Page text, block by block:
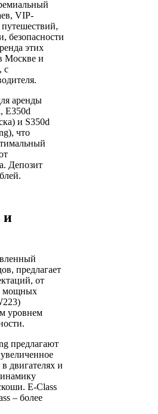
VIP-
безопасности
этих
Москве и
с
аренды
E350d
и S350d
что
Депозит
и
предлагает
от
мощных
уровнем
предлагают
двигателях и
E-Class
– более